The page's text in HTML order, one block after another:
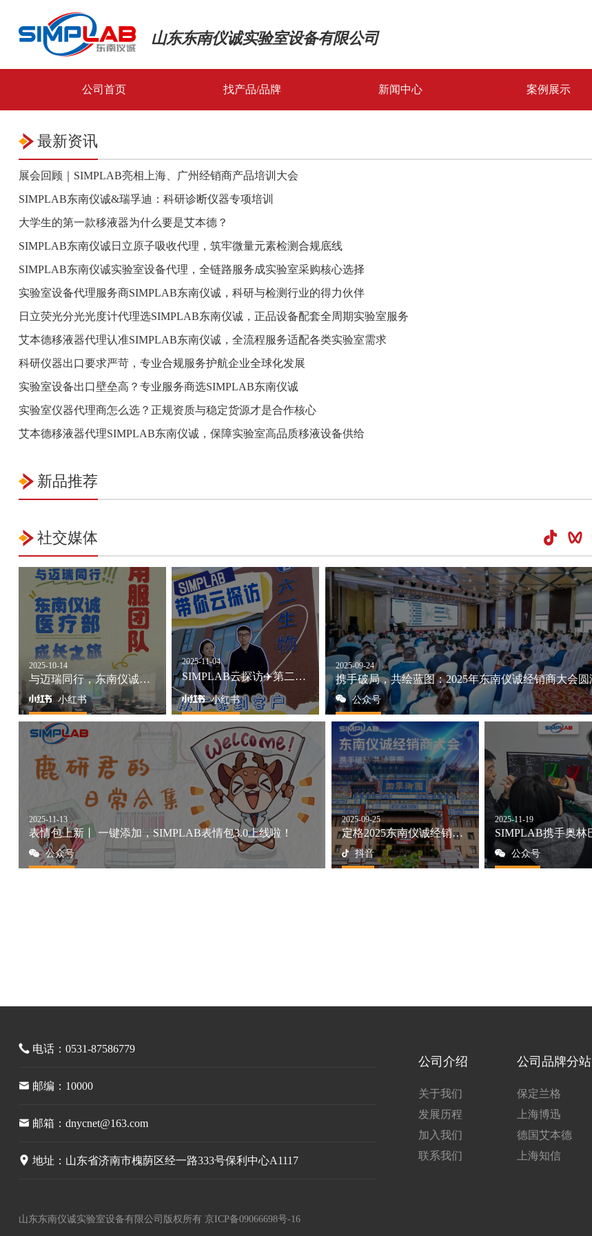
山东东南仪诚实验室设备有限公司
公司首页 找产品/品牌
全部产品
新闻中心 案例展示
解决方案
最新资讯
展会回顾｜SIMPLAB亮相上海、广州经销商产品培训大会
SIMPLAB东南仪诚&瑞孚迪：科研诊断仪器专项培训
大学生的第一款移液器为什么要是艾本德？
SIMPLAB东南仪诚日立原子吸收代理，筑牢微量元素检测合规底线
SIMPLAB东南仪诚实验室设备代理，全链路服务成实验室采购核心选择
实验室设备代理服务商SIMPLAB东南仪诚，科研与检测行业的得力伙伴
日立荧光分光光度计代理选SIMPLAB东南仪诚，正品设备配套全周期实验室服务
艾本德移液器代理认准SIMPLAB东南仪诚，全流程服务适配各类实验室需求
科研仪器出口要求严苛，专业合规服务护航企业全球化发展
实验室设备出口壁垒高？专业服务商选SIMPLAB东南仪诚
实验室仪器代理商怎么选？正规资质与稳定货源才是合作核心
艾本德移液器代理SIMPLAB东南仪诚，保障实验室高品质移液设备供给
新品推荐
社交媒体
2025-10-14
与迈瑞同行，东南仪诚医疗部成长之旅
小红书
2025-11-04
SIMPLAB云探访✈️第二站：六一生物
小红书
2025-09-24
公众号
2025-11-13
表情包上新丨 一键添加，SIMPLAB表情包3.0上线啦！
公众号
2025-09-25
定格2025东南仪诚经销商大会精彩瞬间
抖音
2025-11-19
公众号
电话：0531-87586779
邮编：10000
邮箱：dnycnet@163.com
地址：山东省济南市槐荫区经一路333号保利中心A1117
公司介绍
关于我们
发展历程
加入我们
联系我们
公司品牌分站
保定兰格
上海博迅
德国艾本德
上海知信
山东东南仪诚实验室设备有限公司版权所有 京ICP备09066698号-16